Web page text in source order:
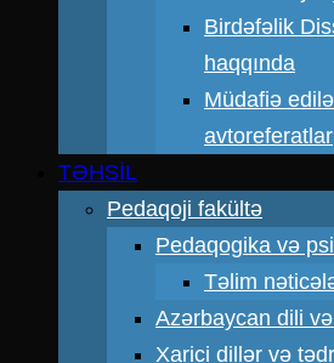
Birdəfəlik
haqqında
Müdafiə
avtoreferatlar
TƏHSİL
Pedaqoji fakültə
Pedaqogika və
Təlim
Azərbaycan dili
Xarici dillər və